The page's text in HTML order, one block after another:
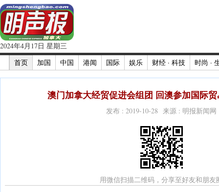
2024年4月17日 星期三
首页
加国 中国 港闻 国际 娱乐 财经 · 科技 时尚 ·
澳门加拿大经贸促进会组团 回澳参加国际
发布 : 2019-10-28 来源 : 明报新闻网
用微信扫描二维码，分享至好友和朋友